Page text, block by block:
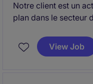
Notre client est un
plan dans le secteur
développement de
un Operators Key
View Job